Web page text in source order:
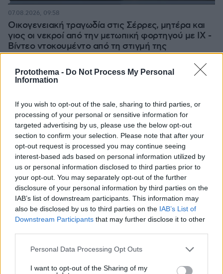
Protothema - Do Not Process My Personal
Information
If you wish to opt-out of the sale, sharing to third parties, or
processing of your personal or sensitive information for
targeted advertising by us, please use the below opt-out
section to confirm your selection. Please note that after your
opt-out request is processed you may continue seeing
interest-based ads based on personal information utilized by
us or personal information disclosed to third parties prior to
your opt-out. You may separately opt-out of the further
disclosure of your personal information by third parties on the
IAB’s list of downstream participants. This information may
also be disclosed by us to third parties on the IAB’s List of
Downstream Participants that may further disclose it to other
Please note that this website/app uses one or more Google
not limited to your visit or usage behaviour. You may click to
Personal Data Processing Opt Outs
I want to opt-out of the Sharing of my
Loaded:
Οικογενειακή τραγωδία στις Σέρρες, μητέρα και
γιος οι νεκροί από την μετωπική φορτηγού με ΙΧ -
Βίντεο ντοκουμέντο από τη στιγμή της
σύγκρουσης
07.08.2026, 09:58